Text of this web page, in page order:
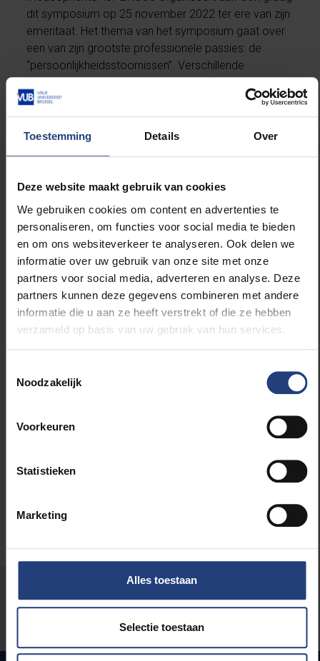
Toestemming Details Over
Deze website maakt gebruik van cookies
We gebruiken cookies om content en advertenties te
personaliseren, om functies voor social media te bieden
en om ons websiteverkeer te analyseren. Ook delen we
informatie over uw gebruik van onze site met onze
partners voor social media, adverteren en analyse. Deze
partners kunnen deze gegevens combineren met andere
informatie die u aan ze heeft verstrekt of die ze hebben
verzameld op basis van uw gebruik van hun services.
Noodzakelijk
Voorkeuren
Statistieken
Marketing
Alles toestaan
Selectie toestaan
dit symposium op 25 november 2022 ter ere van zijn
emeritaat. Het thema van het symposium gaat over
een van zijn grootste professionele passies: de
“persoonlijkheidsstoornissen”. Verschillende
behandelingsvormen, zoals Schema-focused
therapie, GIT-PD en Mentalization-Based Treatment
worden behandeld door eminente sprekers.
Professor Schotte zal tenslotte zijn visie op het
wordt beëindigd met een feestelijke receptie. Dit
Africamuseum in Tervuren.
Wil je er graag bij zijn? Inschrijven kan nog via
https://www.brucc.be/nl/symposium-ter-
gelegenheid-van-het-emeritaat-van-chris-schotte
Laat het ons weten